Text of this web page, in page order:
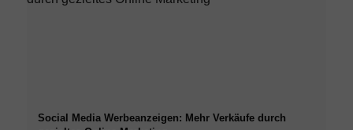
Social Media Werbeanzeigen: Mehr Verkäufe durch